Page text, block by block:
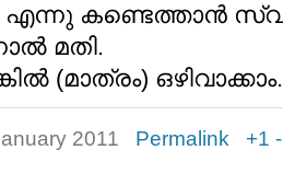
കണ്ടെത്താൻ
മതി.
(മാത്രം) ഒഴിവാക്കാം.
2011 Permalink +1